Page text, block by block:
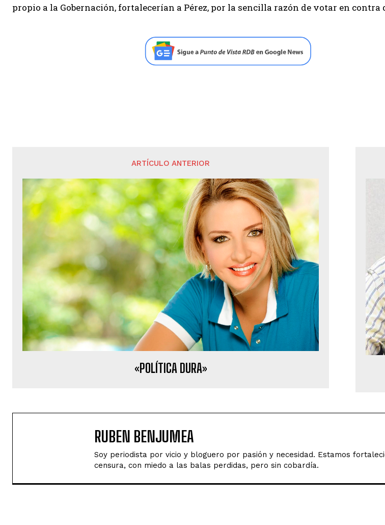
propio a la Gobernación, fortalecerían a Pérez, por la sencilla razón de votar en contra
ARTÍCULO ANTERIOR
«POLÍTICA DURA»
RUBEN BENJUMEA
Soy periodista por vicio y bloguero por pasión y necesidad. Estamos
censura, con miedo a las balas perdidas, pero sin cobardía.